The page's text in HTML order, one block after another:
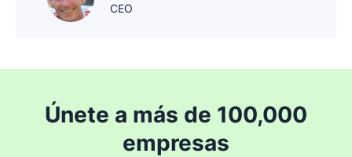
CEO
Únete a más de 100,000
empresas